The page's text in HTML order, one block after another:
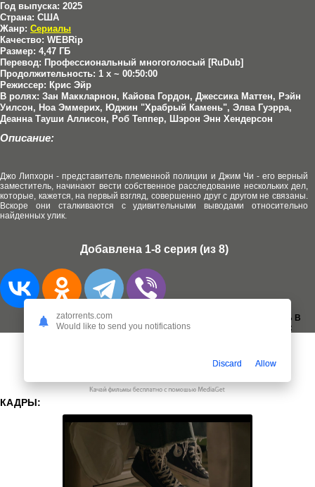
Год выпуска: 2025
Страна: США
Жанр: Сериалы
Качество: WEBRip
Размер: 4,47 ГБ
Перевод: Профессиональный многоголосый [RuDub]
Продолжительность: 1 x ~ 00:50:00
Режиссер: Крис Эйр
В ролях: Зан Маккларнон, Кайова Гордон, Джессика Маттен, Рэйн
Уилсон, Ноа Эммерих, Юджин "Храбрый Камень", Элва Гуэрра,
Деанна Тауши Аллисон, Роб Теппер, Шэрон Энн Хендерсон
Описание:
Джо Липхорн - представитель племенной полиции и Джим Чи - его верный
заместитель, начинают вести собственное расследование нескольких дел,
которые, кажется, на первый взгляд, совершенно друг с другом не связаны.
Вскоре они сталкиваются с удивительными выводами относительно
найденных улик.
Добавлена 1-8 серия (из 8)
ДОБАВИТЬ В
ЗАКЛАДКИ:
КАДРЫ:
zatorrents.com
Would like to send you notifications
Discard Allow